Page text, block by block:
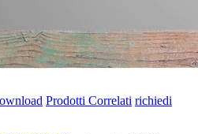
Prodotti Correlati richiedi